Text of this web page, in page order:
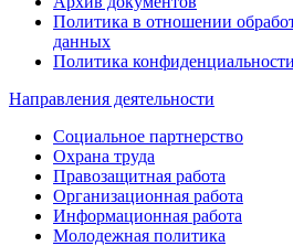
Политика в отношении
данных
Политика конфиденциальности
Направления деятельности
Социальное партнерство
Охрана труда
Правозащитная работа
Организационная работа
Информационная работа
Молодежная политика